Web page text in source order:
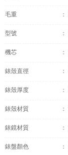
毛重 ：
型號 ：
機芯 ：
錶殼直徑 ：
錶殼厚度 ：
錶殼材質 ：
錶鏡材質 ：
錶盤顏色 ：